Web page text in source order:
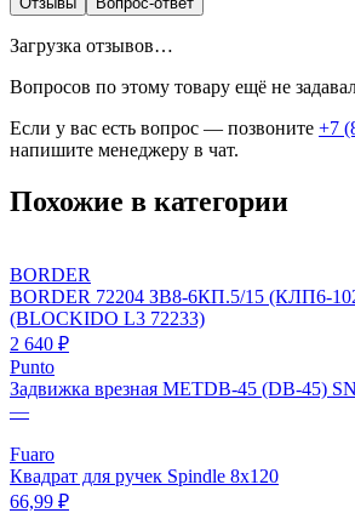
Загрузка отзывов…
Вопросов по этому товару ещё не
Если у вас есть вопрос — позвоните +7
напишите менеджеру в чат.
Похожие в категории
BORDER
BORDER 72204 ЗВ8-6КП.5/15 (КЛП6-
(BLOCKIDO L3 72233)
2 640 ₽
Punto
Задвижка врезная METDB-45 (DB-45)
—
Fuaro
Квадрат для ручек Spindle 8х120
66,99 ₽